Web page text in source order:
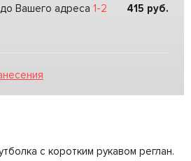
Вашего адреса 1-2
415 руб.
с коротким рукавом реглан.